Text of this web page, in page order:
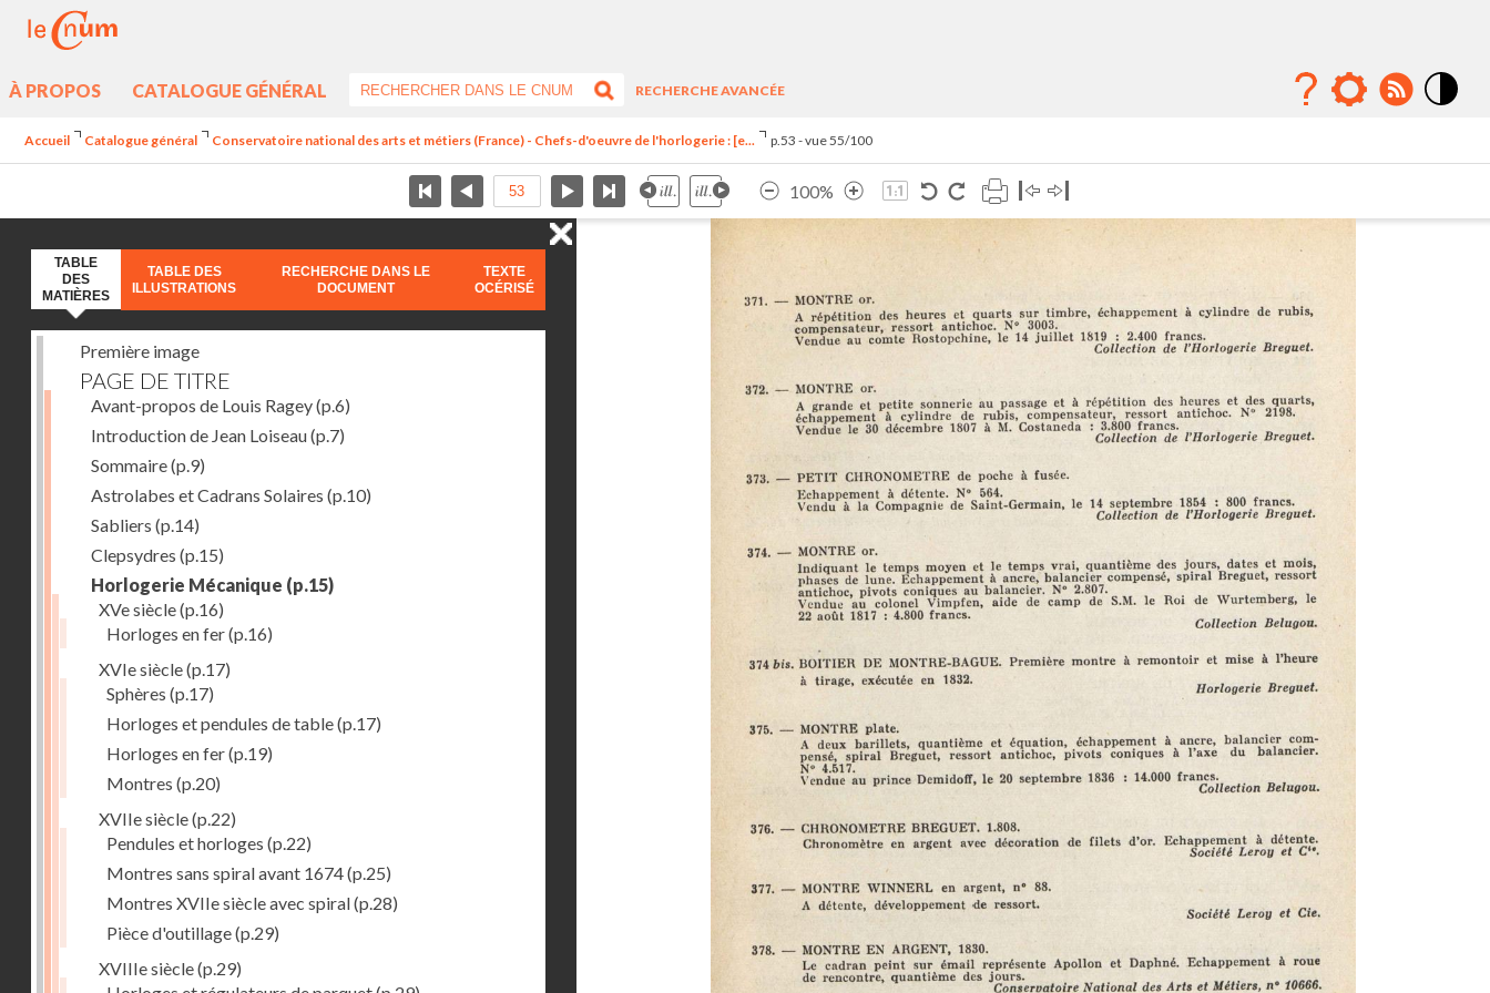
À PROPOS CATALOGUE GÉNÉRAL
RECHERCHE AVANCÉE
Accueil Catalogue général Conservatoire national des arts et métiers (France) - Chefs-d'oeuvre de l'horlogerie : [e... p.53 - vue 55/100
100%
TABLE
DES
MATIÈRES
TABLE DES
ILLUSTRATIONS
RECHERCHE DANS LE
DOCUMENT
TEXTE
OCÉRISÉ
Première image
PAGE DE TITRE
Avant-propos de Louis Ragey(p.6)
Introduction de Jean Loiseau(p.7)
Sommaire(p.9)
Astrolabes et Cadrans Solaires (p.10)
Sabliers (p.14)
Clepsydres (p.15)
Horlogerie Mécanique (p.15)
XVe siècle(p.16)
Horloges en fer(p.16)
XVIe siècle(p.17)
Sphères (p.17)
Horloges et pendules de table(p.17)
Horloges en fer(p.19)
Montres (p.20)
XVIIe siècle(p.22)
Pendules et horloges (p.22)
Montres sans spiral avant 1674(p.25)
Montres XVIIe siècle avec spiral(p.28)
Pièce d'outillage(p.29)
XVIIIe siècle(p.29)